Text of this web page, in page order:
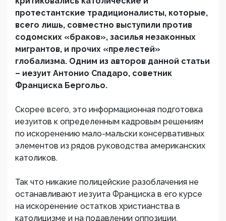
протестантские традиционалисты, которые,
всего лишь, совместно выступили против
содомских «браков», засилья незаконных
мигрантов, и прочих «прелестей»
глобализма. Одним из авторов данной статьи
– иезуит Антонио Спадаро, советник
Франциска Бергольо.
Скорее всего, это информационная подготовка
иезуитов к определенным кадровым решениям
по искоренению мало-мальски консервативных
элементов из рядов руководства американских
католиков.
Так что никакие полицейские разоблачения не
останавливают иезуита Франциска в его курсе
на искоренение остатков христианства в
католицизме и на подавлении оппозиции.